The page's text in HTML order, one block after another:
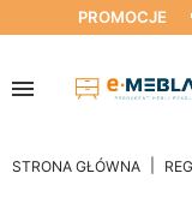
PROMOCJE
STRONA GŁÓWNA